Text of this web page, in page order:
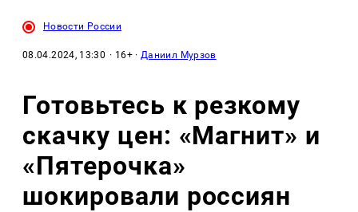
Новости России
08.04.2024, 13:30 · 16+ ·Даниил Мурзов
Готовьтесь к резкому
скачку цен: «Магнит» и
«Пятерочка»
шокировали россиян